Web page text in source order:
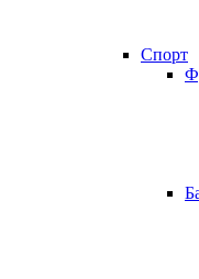
Спорт